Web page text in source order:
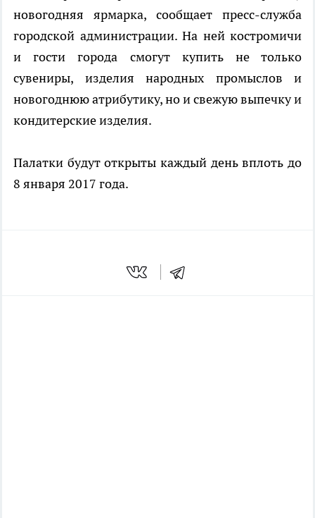
новогодняя ярмарка, сообщает пресс-служба
городской администрации. На ней костромичи
и гости города смогут купить не только
сувениры, изделия народных промыслов и
новогоднюю атрибутику, но и свежую выпечку и
кондитерские изделия.
Палатки будут открыты каждый день вплоть до
8 января 2017 года.